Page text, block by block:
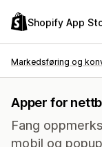
Shopify App
Markedsføring og
Apper for
Fang
mobil og